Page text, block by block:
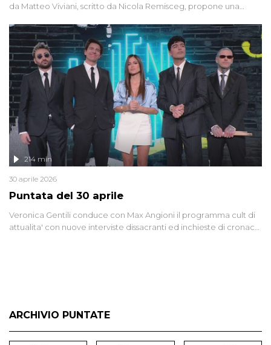
da Matteo Viviani, scritto da Nicola Remisceg, propone una
di settore - su quanto la guerra sia diventata una realtà pervasiva.
Anche se l'Italia non è direttamente coinvolta in conflitti armati, il
contesto globale rende impossibile considerarla un fenomeno
lontano.
Puntata del 30 aprile
214 min
30 aprile 2026
Veronica Gentili conduce con Max Angioni il programma cult di
attualita' con nuove interviste dissacranti ed inchieste di cronaca
ARCHIVIO PUNTATE